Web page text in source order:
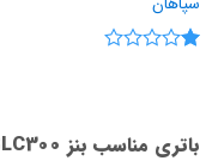
باتری مناسب بنز SLC300